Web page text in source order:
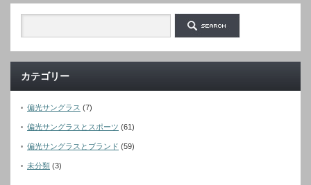
カテゴリー
偏光サングラス (7)
偏光サングラスとスポーツ (61)
偏光サングラスとブランド (59)
未分類 (3)